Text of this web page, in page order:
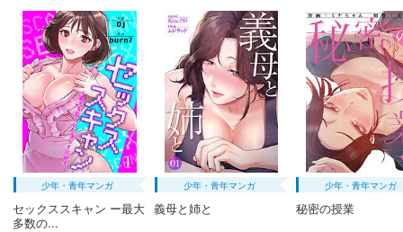
少年・青年マンガ
セックススキャン ー最大
多数の...
少年・青年マンガ
義母と姉と
少年・青年マンガ
秘密の授業